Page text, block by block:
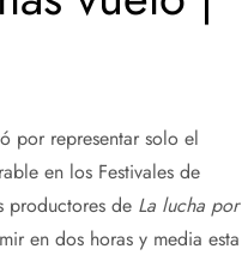
por representar solo el
en los Festivales de
de La lucha por
en dos horas y media esta